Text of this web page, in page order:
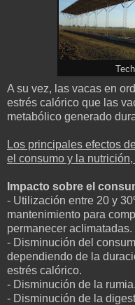
A su vez, las vacas en
estrés calórico que las
metabólico generado
Los principales efectos
el consumo y la
Impacto sobre el
- Utilización entre 20 y
mantenimiento para
permanecer aclimatadas.
- Disminución del
dependiendo de la
estrés calórico.
- Disminución de la rumia.
- Disminución de la